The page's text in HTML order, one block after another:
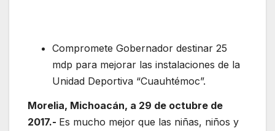
Compromete Gobernador destinar 25
mdp para mejorar las instalaciones de la
Unidad Deportiva “Cuauhtémoc”.
Morelia, Michoacán, a 29 de octubre de
2017.- Es mucho mejor que las niñas, niños y